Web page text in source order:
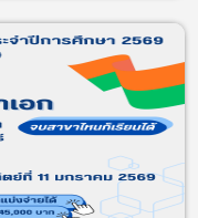
นีวิทยุ ม.ก., You Tube
เขน AM.1107 kHz. ,
kHz. , ภาคเหนือ
งขลา AM.1269 kHz.